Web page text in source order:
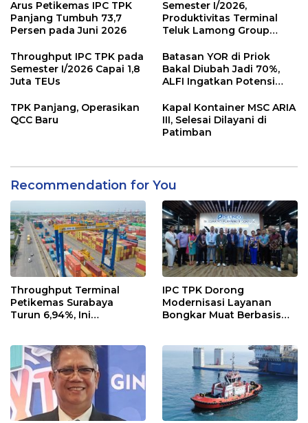
Arus Petikemas IPC TPK
Panjang Tumbuh 73,7
Persen pada Juni 2026
Semester I/2026,
Produktivitas Terminal
Teluk Lamong Group
Throughput IPC TPK pada
Semester I/2026 Capai 1,8
Juta TEUs
Batasan YOR di Priok
Bakal Diubah Jadi 70%,
ALFI Ingatkan Potensi
TPK Panjang, Operasikan
QCC Baru
Kapal Kontainer MSC ARIA
III, Selesai Dilayani di
Patimban
Recommendation for You
Throughput Terminal
Petikemas Surabaya
Turun 6,94%, Ini
IPC TPK Dorong
Modernisasi Layanan
Bongkar Muat Berbasis